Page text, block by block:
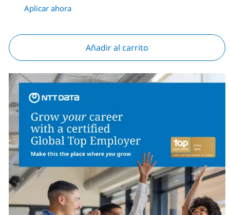
Aplicar ahora
Añadir al carrito